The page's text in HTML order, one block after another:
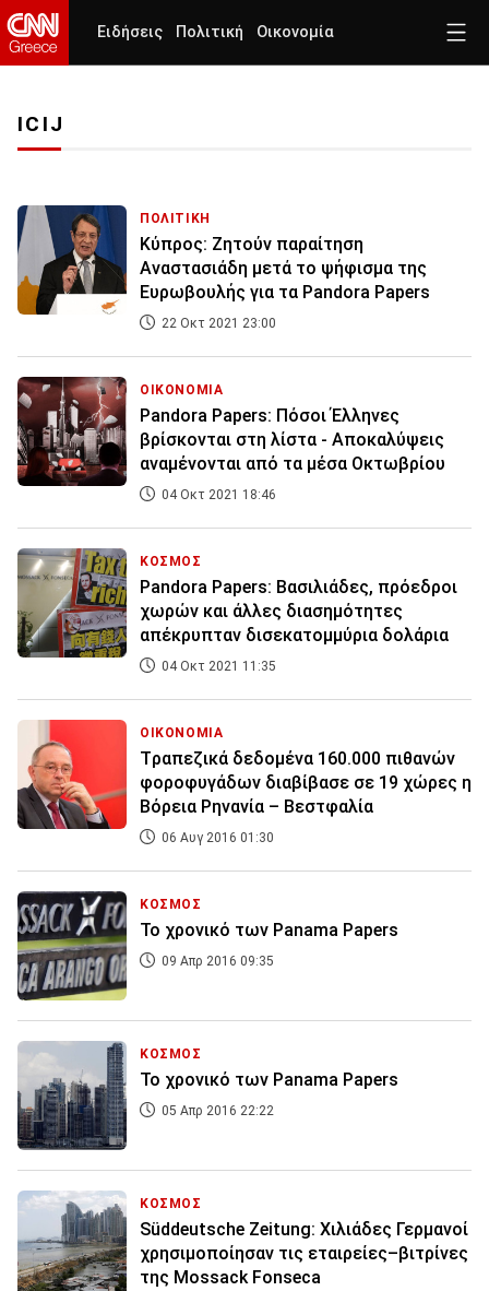
Ειδήσεις Πολιτική Οικονομία
ICIJ
ΠΟΛΙΤΙΚΗ
Κύπρος: Ζητούν παραίτηση
Αναστασιάδη μετά το ψήφισμα της
Ευρωβουλής για τα Pandora Papers
22 Οκτ 2021 23:00
ΟΙΚΟΝΟΜΙΑ
Pandora Papers: Πόσοι Έλληνες
βρίσκονται στη λίστα - Αποκαλύψεις
αναμένονται από τα μέσα Οκτωβρίου
04 Οκτ 2021 18:46
ΚΟΣΜΟΣ
Pandora Papers: Βασιλιάδες, πρόεδροι
χωρών και άλλες διασημότητες
απέκρυπταν δισεκατομμύρια δολάρια
04 Οκτ 2021 11:35
ΟΙΚΟΝΟΜΙΑ
Tραπεζικά δεδομένα 160.000 πιθανών
φοροφυγάδων διαβίβασε σε 19 χώρες η
Βόρεια Ρηνανία – Βεστφαλία
06 Αυγ 2016 01:30
ΚΟΣΜΟΣ
Το χρονικό των Panama Papers
09 Απρ 2016 09:35
ΚΟΣΜΟΣ
Το χρονικό των Panama Papers
05 Απρ 2016 22:22
ΚΟΣΜΟΣ
Süddeutsche Zeitung: Χιλιάδες Γερμανοί
χρησιμοποίησαν τις εταιρείες–βιτρίνες
της Mossack Fonseca